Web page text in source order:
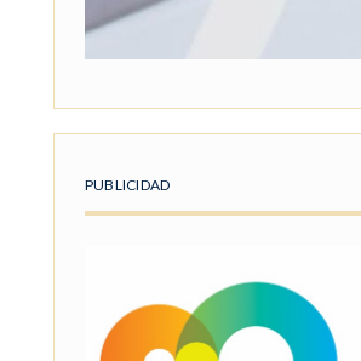
PUBLICIDAD